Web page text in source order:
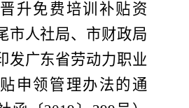
升免费培训补贴资
市人社局、 市财政局
发广东省劳动力职业
申领 管理办法的通